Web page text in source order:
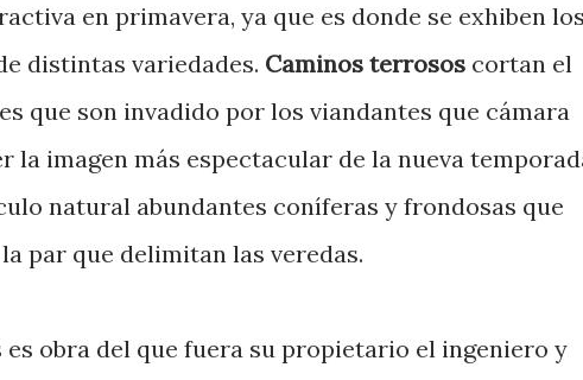
en primavera, ya que es donde se exhiben
distintas variedades. Caminos terrosos cortan el
que son invadido por los viandantes que cámara
la imagen más espectacular de la nueva
natural abundantes coníferas y frondosas que
par que delimitan las veredas.
obra del que fuera su propietario el ingeniero y